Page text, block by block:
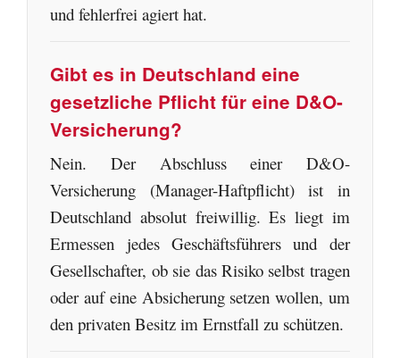
und fehlerfrei agiert hat.
Gibt es in Deutschland eine
gesetzliche Pflicht für eine D&O-
Versicherung?
Nein. Der Abschluss einer D&O-
Versicherung (Manager-Haftpflicht) ist in
Deutschland absolut freiwillig. Es liegt im
Ermessen jedes Geschäftsführers und der
Gesellschafter, ob sie das Risiko selbst tragen
oder auf eine Absicherung setzen wollen, um
den privaten Besitz im Ernstfall zu schützen.